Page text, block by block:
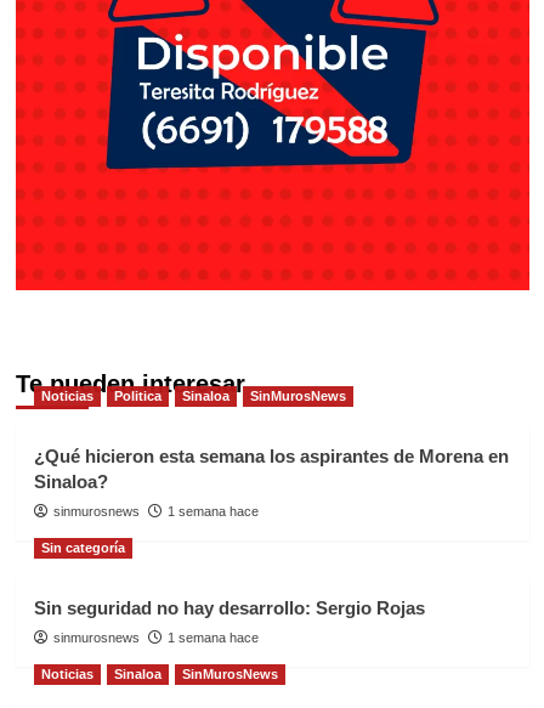
Te pueden interesar
Noticias Politica Sinaloa SinMurosNews
¿Qué hicieron esta semana los aspirantes de Morena en
Sinaloa?
sinmurosnews 1 semana hace
Sin categoría
Sin seguridad no hay desarrollo: Sergio Rojas
sinmurosnews 1 semana hace
Noticias Sinaloa SinMurosNews